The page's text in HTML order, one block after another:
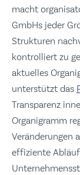
macht
GmbHs jeder
Strukturen
kontrolliert zu
aktuelles
unterstützt das
Transparenz
Organigramm
Veränderungen
effiziente